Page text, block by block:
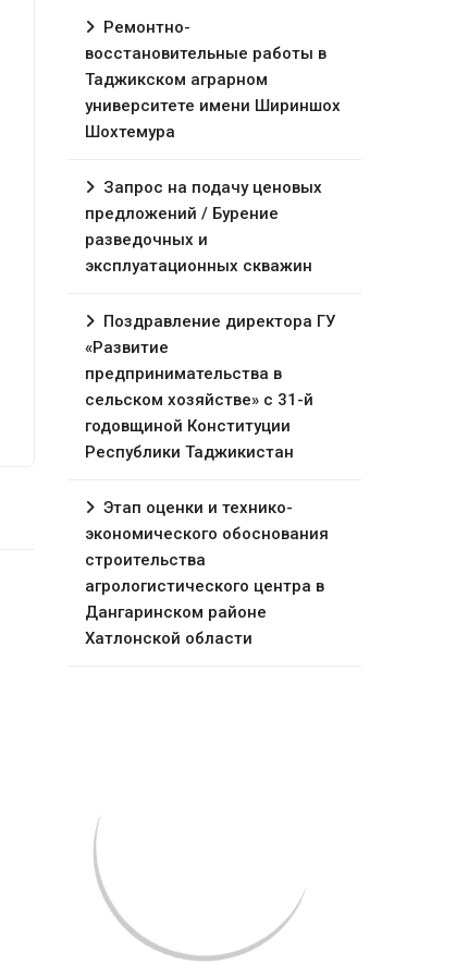
Ремонтно-
восстановительные работы в
Таджикском аграрном
университете имени Шириншох
Шохтемура
Запрос на подачу ценовых
предложений / Бурение
разведочных и
эксплуатационных скважин
Поздравление директора ГУ
«Развитие
предпринимательства в
сельском хозяйстве» с 31-й
годовщиной Конституции
Республики Таджикистан
Этап оценки и технико-
экономического обоснования
строительства
агрологистического центра в
Дангаринском районе
Хатлонской области